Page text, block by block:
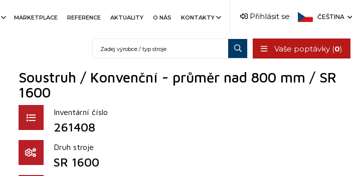
MARKETPLACE REFERENCE AKTUALITY O NÁS KONTAKTY Přihlásit se ČEŠTINA
Vaše poptávky (0)
Soustruh / Konvenční - průměr nad 800 mm / SR
1600
Inventární číslo
261408
Druh stroje
SR 1600